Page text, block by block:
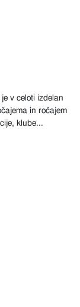
v celoti izdelan
in ročajem
klube...